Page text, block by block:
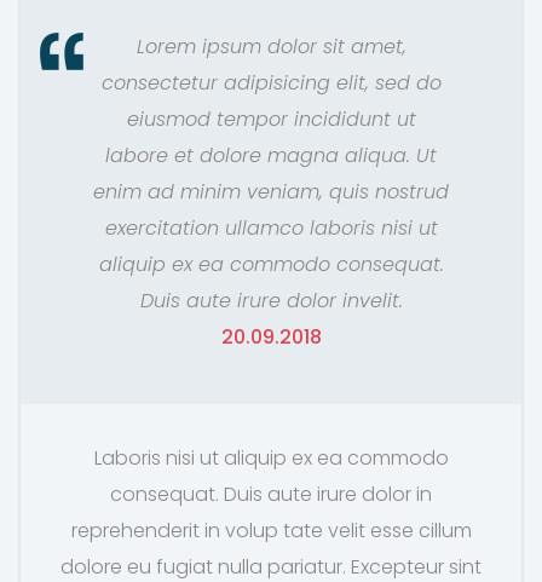
Lorem ipsum dolor sit amet,
consectetur adipisicing elit, sed do
eiusmod tempor incididunt ut
labore et dolore magna aliqua. Ut
enim ad minim veniam, quis nostrud
exercitation ullamco laboris nisi ut
aliquip ex ea commodo consequat.
Duis aute irure dolor invelit.
20.09.2018
Laboris nisi ut aliquip ex ea commodo
consequat. Duis aute irure dolor in
reprehenderit in volup tate velit esse cillum
dolore eu fugiat nulla pariatur. Excepteur sint